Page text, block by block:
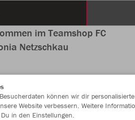
im Teamshop FC
Netzschkau
Farbe können wir dir personalisierte
Website verbessern. Weitere
in den Einstellungen.